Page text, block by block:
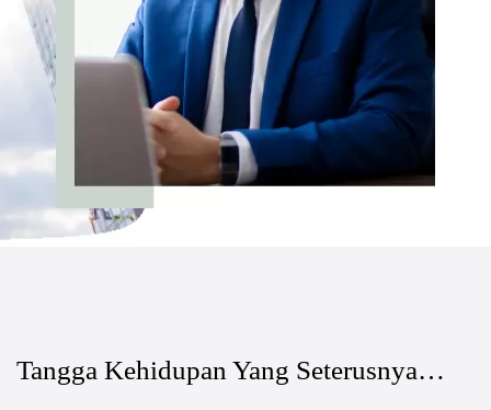
Tangga Kehidupan Yang Seterusnya…